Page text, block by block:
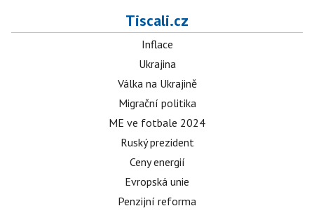
Tiscali.cz
Inflace
Ukrajina
Válka na Ukrajině
Migrační politika
ME ve fotbale 2024
Ruský prezident
Ceny energií
Evropská unie
Penzijní reforma